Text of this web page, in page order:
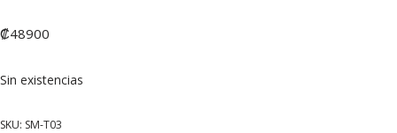
₡48900
Sin existencias
SKU: SM-T03